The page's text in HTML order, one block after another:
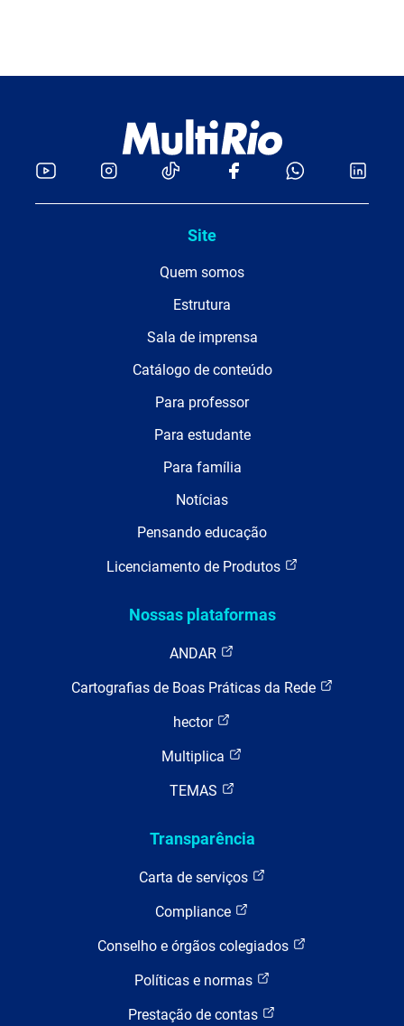
Site
Quem somos
Estrutura
Sala de imprensa
Catálogo de conteúdo
Para professor
Para estudante
Para família
Notícias
Pensando educação
Licenciamento de Produtos
Nossas plataformas
ANDAR
Cartografias de Boas Práticas da Rede
hector
Multiplica
TEMAS
Transparência
Carta de serviços
Compliance
Conselho e órgãos colegiados
Políticas e normas
Prestação de contas